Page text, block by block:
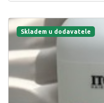
Skladem u dodavatele